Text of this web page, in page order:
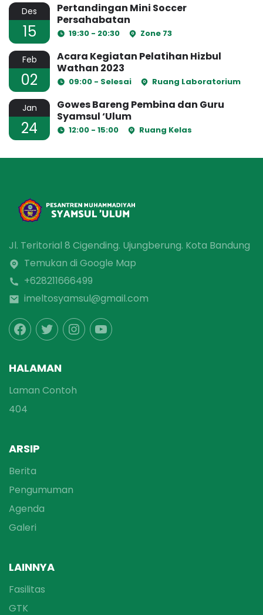
Des
15
Pertandingan Mini Soccer
Persahabatan
19:30 - 20:30 Zone 73
Feb
02
Acara Kegiatan Pelatihan Hizbul
Wathan 2023
09:00 - Selesai Ruang Laboratorium
Jan
24
Gowes Bareng Pembina dan Guru
Syamsul ‘Ulum
12:00 - 15:00 Ruang Kelas
Jl. Teritorial 8 Cigending. Ujungberung. Kota Bandung
Temukan di Google Map
+628211666499
imeltosyamsul@gmail.com
HALAMAN
Laman Contoh
404
ARSIP
Berita
Pengumuman
Agenda
Galeri
LAINNYA
Fasilitas
GTK